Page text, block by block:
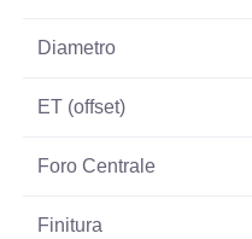
Diametro
ET (offset)
Foro Centrale
Finitura